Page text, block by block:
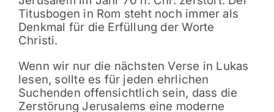
Titusbogen in Rom steht noch immer als
Denkmal für die Erfüllung der Worte
Christi.
Wenn wir nur die nächsten Verse in Lukas
lesen, sollte es für jeden ehrlichen
Suchenden offensichtlich sein, dass die
Zerstörung Jerusalems eine moderne